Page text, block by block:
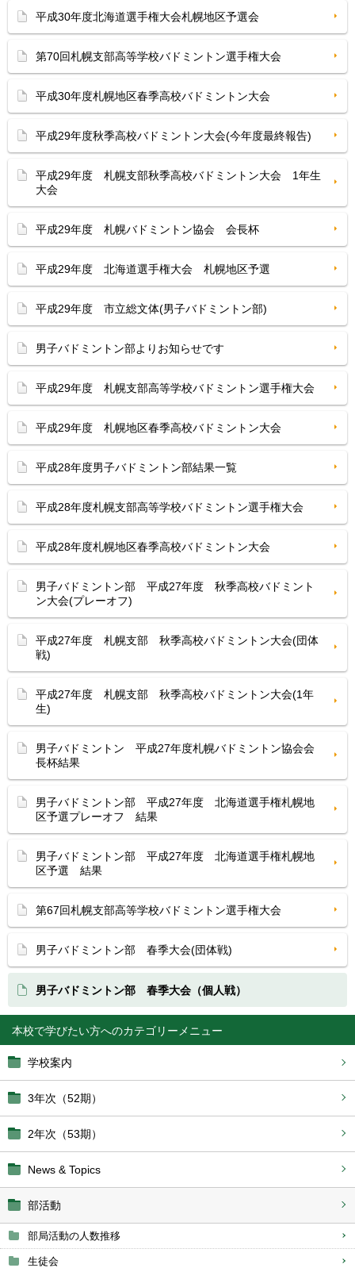
本校で学びたい方へ
学校案内
3年次（52期）
2年次（53期）
News & Topics
部活動
部局活動の人数推移
生徒会
平成30年度北海道選手権大会札幌地区予選会
第70回札幌支部高等学校バドミントン選手権大会
平成30年度札幌地区春季高校バドミントン大会
平成29年度秋季高校バドミントン大会(今年度最終報告)
平成29年度 札幌支部秋季高校バドミントン大会 1年生
大会
平成29年度 札幌バドミントン協会 会長杯
平成29年度 北海道選手権大会 札幌地区予選
平成29年度 市立総文体(男子バドミントン部)
男子バドミントン部よりお知らせです
平成29年度 札幌支部高等学校バドミントン選手権大会
平成29年度 札幌地区春季高校バドミントン大会
平成28年度男子バドミントン部結果一覧
平成28年度札幌支部高等学校バドミントン選手権大会
平成28年度札幌地区春季高校バドミントン大会
男子バドミントン部 平成27年度 秋季高校バドミント
ン大会(プレーオフ)
平成27年度 札幌支部 秋季高校バドミントン大会(団体
戦)
平成27年度 札幌支部 秋季高校バドミントン大会(1年
生)
男子バドミントン 平成27年度札幌バドミントン協会会
長杯結果
男子バドミントン部 平成27年度 北海道選手権札幌地
区予選プレーオフ 結果
男子バドミントン部 平成27年度 北海道選手権札幌地
区予選 結果
第67回札幌支部高等学校バドミントン選手権大会
男子バドミントン部 春季大会(団体戦)
男子バドミントン部 春季大会（個人戦）